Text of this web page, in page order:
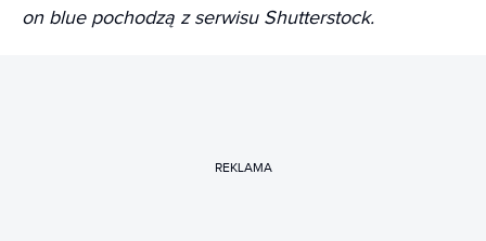
on blue pochodzą z serwisu Shutterstock.
REKLAMA